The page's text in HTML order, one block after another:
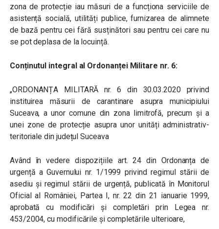
zona de protecție iau măsuri de a funcționa serviciile de
asistență socială, utilități publice, furnizarea de alimnete
de bază pentru cei fără susținători sau pentru cei care nu
se pot deplasa de la locuință.
Conținutul integral al Ordonanței Militare nr. 6:
„ORDONANȚA MILITARĂ nr. 6 din 30.03.2020 privind
instituirea măsurii de carantinare asupra municipiului
Suceava, a unor comune din zona limitrofă, precum și a
unei zone de protecție asupra unor unități administrativ-
teritoriale din județul Suceava
Având în vedere dispozițiile art. 24 din Ordonanța de
urgență a Guvernului nr. 1/1999 privind regimul stării de
asediu și regimul stării de urgență, publicată în Monitorul
Oficial al României, Partea I, nr. 22 din 21 ianuarie 1999,
aprobată cu modificări și completări prin Legea nr.
453/2004, cu modificările și completările ulterioare,